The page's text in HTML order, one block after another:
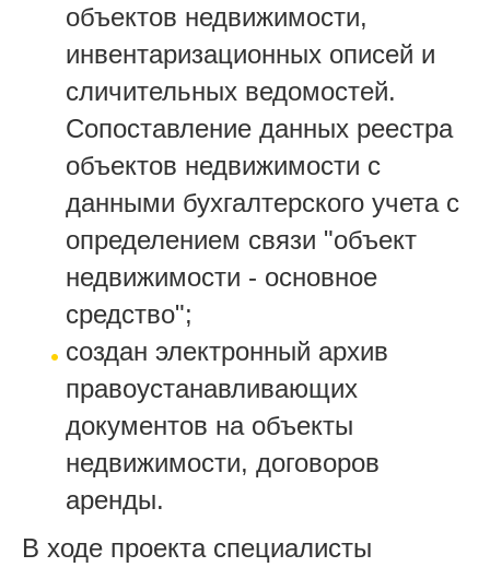
объектов недвижимости,
инвентаризационных описей и
сличительных ведомостей.
Сопоставление данных реестра
объектов недвижимости с
данными бухгалтерского учета с
определением связи "объект
недвижимости - основное
средство";
создан электронный архив
правоустанавливающих
документов на объекты
недвижимости, договоров
аренды.
В ходе проекта специалисты